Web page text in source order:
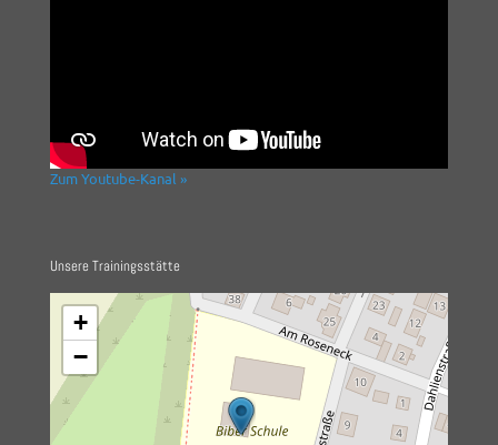
Zum Youtube-Kanal »
Unsere Trainingsstätte
+
−